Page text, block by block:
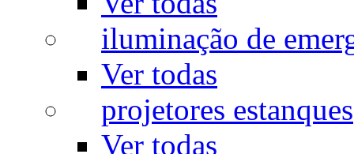
iluminação de
Ver todas
projetores estanques
Ver todas